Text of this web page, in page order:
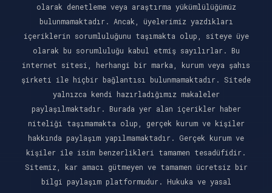
olarak denetleme veya araştırma yükümlülüğümüz
bulunmamaktadır. Ancak, üyelerimiz yazdıkları
içeriklerin sorumluluğunu taşımakta olup, siteye üye
olarak bu sorumluluğu kabul etmiş sayılırlar. Bu
internet sitesi, herhangi bir marka, kurum veya şahıs
şirketi ile hiçbir bağlantısı bulunmamaktadır. Sitede
yalnızca kendi hazırladığımız makaleler
paylaşılmaktadır. Burada yer alan içerikler haber
niteliği taşımamakta olup, gerçek kurum ve kişiler
hakkında paylaşım yapılmamaktadır. Gerçek kurum ve
kişiler ile isim benzerlikleri tamamen tesadüfidir.
Sitemiz, kar amacı gütmeyen ve tamamen ücretsiz bir
bilgi paylaşım platformudur. Hukuka ve yasal